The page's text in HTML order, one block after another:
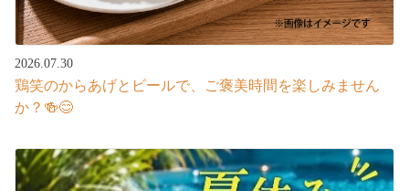
2026.07.30
鶏笑のからあげとビールで、ご褒美時間を楽しみません
か？🍻😊